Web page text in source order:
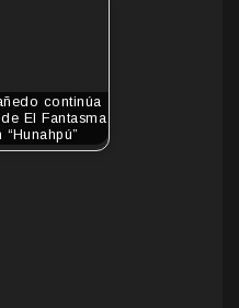
continúa
El Fantasma
“Hunahpú”